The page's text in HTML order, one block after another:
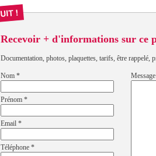
Recevoir + d'informations sur ce
Documentation, photos, plaquettes, tarifs, être rappelé,
Nom *
Prénom *
Email *
Téléphone *
Message